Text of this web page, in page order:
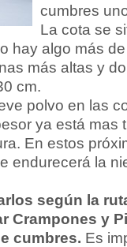
cumbres
La cota se
hay algo más
más altas y
cm.
polvo en las
ya está mas
En estos
endurecerá la
según la
Crampones y
cumbres. Es